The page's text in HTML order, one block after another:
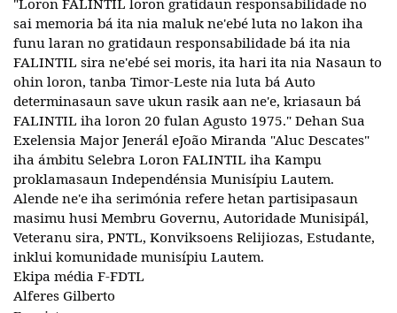
"Loron FALINTIL loron gratidaun responsabilidade no
sai memoria bá ita nia maluk ne'ebé luta no lakon iha
funu laran no gratidaun responsabilidade bá ita nia
FALINTIL sira ne'ebé sei moris, ita hari ita nia Nasaun to
ohin loron, tanba Timor-Leste nia luta bá Auto
determinasaun save ukun rasik aan ne'e, kriasaun bá
FALINTIL iha loron 20 fulan Agusto 1975." Dehan Sua
Exelensia Major Jenerál eJoão Miranda "Aluc Descates"
iha ámbitu Selebra Loron FALINTIL iha Kampu
proklamasaun Independénsia Munisípiu Lautem.
Alende ne'e iha serimónia refere hetan partisipasaun
masimu husi Membru Governu, Autoridade Munisipál,
Veteranu sira, PNTL, Konviksoens Relijiozas, Estudante,
inklui komunidade munisípiu Lautem.
Ekipa média F-FDTL
Alferes Gilberto